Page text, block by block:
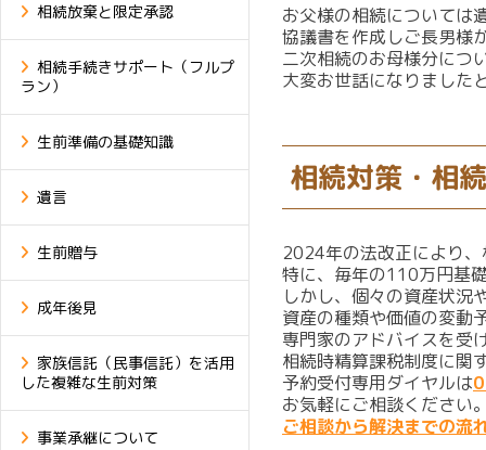
相続放棄と限定承認
相続手続きサポート（フルプ
ラン）
生前準備の基礎知識
遺言
生前贈与
成年後見
家族信託（民事信託）を活用
した複雑な生前対策
事業承継について
お父様の相続については
協議書を作成しご長男様
二次相続のお母様分につ
大変お世話になりました
相続対策・相
2024年の法改正により
特に、毎年の110万円基
しかし、個々の資産状況
資産の種類や価値の変動
専門家のアドバイスを受
相続時精算課税制度に関
予約受付専用ダイヤルは
お気軽にご相談ください
ご相談から解決までの流